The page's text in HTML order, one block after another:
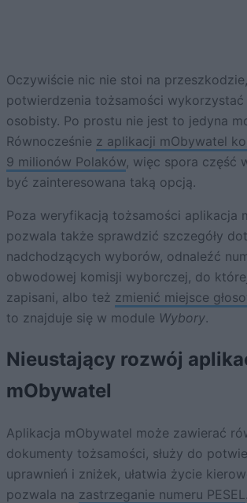
Oczywiście nic nie stoi na
potwierdzenia tożsamości
osobisty. Po prostu nie jest to jedyna
Równocześnie z aplikacji mObywatel
9 milionów Polaków, więc spora część
być zainteresowana taką opcją.
Poza weryfikacją tożsamości aplikacja
pozwala także sprawdzić szczegóły
nadchodzących wyborów, odnaleźć
obwodowej komisji wyborczej, do
zapisani, albo też zmienić miejsce
to znajduje się w module Wybory.
Nieustający rozwój
mObywatel
Aplikacja mObywatel może zawierać
dokumenty tożsamości, służy do
uprawnień i zniżek, ułatwia życie
pozwala na zastrzeganie numeru PESEL